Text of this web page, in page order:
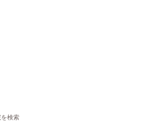
検索